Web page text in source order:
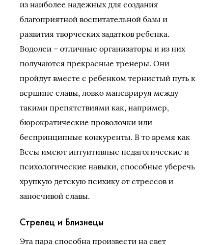
из наиболее надежных для создания
благоприятной воспитательной базы и
развития творческих задатков ребенка.
Водолеи – отличные организаторы и из них
получаются прекрасные тренеры. Они
пройдут вместе с ребенком тернистый путь к
вершине славы, ловко маневрируя между
такими препятствиями как, например,
бюрократические проволочки или
беспринципные конкуренты. В то время как
Весы имеют интуитивные педагогические и
психологические навыки, способные уберечь
хрупкую детскую психику от стрессов и
заносчивой славы.
Стрелец и Близнецы
Эта пара способна произвести на свет